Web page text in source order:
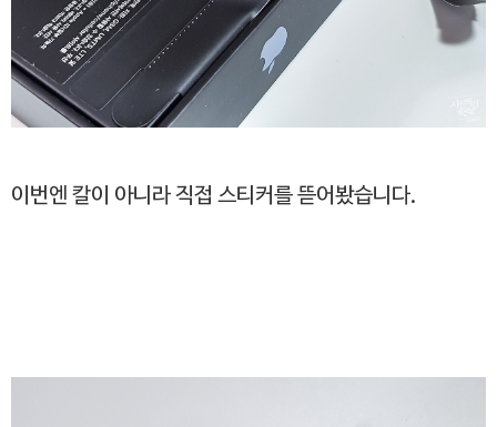
이번엔 칼이 아니라 직접 스티커를 뜯어봤습니다.